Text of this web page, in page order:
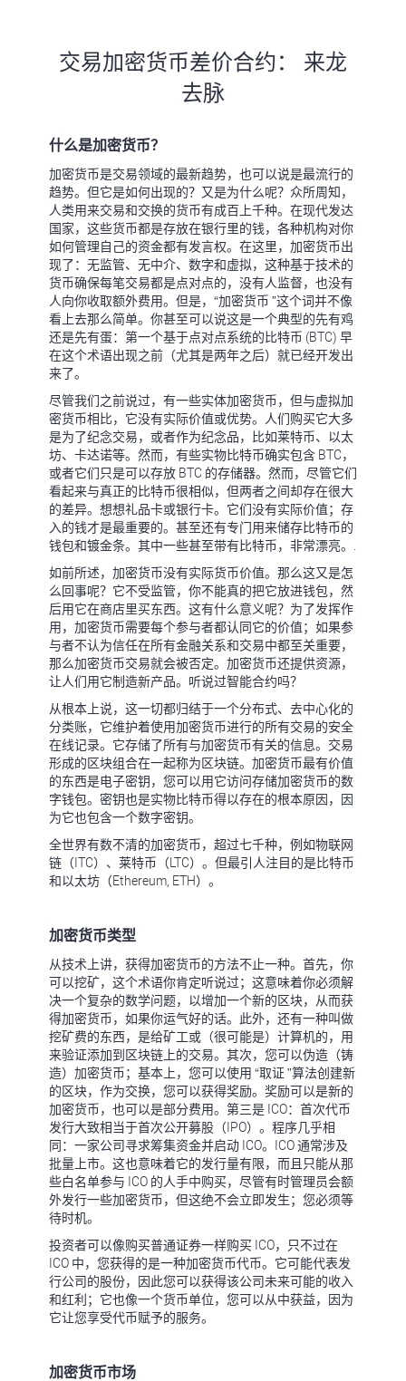
交易加密货币差价合约： 来龙
去脉
什么是加密货币？
加密货币是交易领域的最新趋势，也可以说是最流行的
趋势。但它是如何出现的？又是为什么呢？众所周知，
人类用来交易和交换的货币有成百上千种。在现代发达
国家，这些货币都是存放在银行里的钱，各种机构对你
如何管理自己的资金都有发言权。在这里，加密货币出
现了：无监管、无中介、数字和虚拟，这种基于技术的
货币确保每笔交易都是点对点的，没有人监督，也没有
人向你收取额外费用。但是，“加密货币 ”这个词并不像
看上去那么简单。你甚至可以说这是一个典型的先有鸡
还是先有蛋：第一个基于点对点系统的比特币 (BTC) 早
在这个术语出现之前（尤其是两年之后）就已经开发出
来了。
尽管我们之前说过，有一些实体加密货币，但与虚拟加
密货币相比，它没有实际价值或优势。人们购买它大多
是为了纪念交易，或者作为纪念品，比如莱特币、以太
坊、卡达诺等。然而，有些实物比特币确实包含 BTC，
或者它们只是可以存放 BTC 的存储器。然而，尽管它们
看起来与真正的比特币很相似，但两者之间却存在很大
的差异。想想礼品卡或银行卡。它们没有实际价值；存
入的钱才是最重要的。甚至还有专门用来储存比特币的
钱包和镀金条。其中一些甚至带有比特币，非常漂亮。.
如前所述，加密货币没有实际货币价值。那么这又是怎
么回事呢？它不受监管，你不能真的把它放进钱包，然
后用它在商店里买东西。这有什么意义呢？为了发挥作
用，加密货币需要每个参与者都认同它的价值；如果参
与者不认为信任在所有金融关系和交易中都至关重要，
那么加密货币交易就会被否定。加密货币还提供资源，
让人们用它制造新产品。听说过智能合约吗？
从根本上说，这一切都归结于一个分布式、去中心化的
分类账，它维护着使用加密货币进行的所有交易的安全
在线记录。它存储了所有与加密货币有关的信息。交易
形成的区块组合在一起称为区块链。加密货币最有价值
的东西是电子密钥，您可以用它访问存储加密货币的数
字钱包。密钥也是实物比特币得以存在的根本原因，因
为它也包含一个数字密钥。
全世界有数不清的加密货币，超过七千种，例如物联网
链（ITC）、莱特币（LTC）。但最引人注目的是比特币
和以太坊（Ethereum, ETH）。
加密货币类型
从技术上讲，获得加密货币的方法不止一种。首先，你
可以挖矿，这个术语你肯定听说过；这意味着你必须解
决一个复杂的数学问题，以增加一个新的区块，从而获
得加密货币，如果你运气好的话。此外，还有一种叫做
挖矿费的东西，是给矿工或（很可能是）计算机的，用
来验证添加到区块链上的交易。其次，您可以伪造（铸
造）加密货币；基本上，您可以使用 “取证 ”算法创建新
的区块，作为交换，您可以获得奖励。奖励可以是新的
加密货币，也可以是部分费用。第三是 ICO：首次代币
发行大致相当于首次公开募股（IPO）。程序几乎相
同：一家公司寻求筹集资金并启动 ICO。ICO 通常涉及
批量上市。这也意味着它的发行量有限，而且只能从那
些白名单参与 ICO 的人手中购买，尽管有时管理员会额
外发行一些加密货币，但这绝不会立即发生；您必须等
待时机。
投资者可以像购买普通证券一样购买 ICO，只不过在
ICO 中，您获得的是一种加密货币代币。它可能代表发
行公司的股份，因此您可以获得该公司未来可能的收入
和红利；它也像一个货币单位，您可以从中获益，因为
它让您享受代币赋予的服务。
加密货币市场